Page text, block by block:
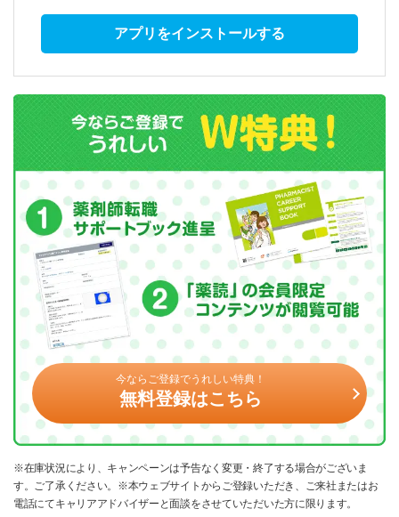
アプリをインストールする
今ならご登録でうれしい特典！
無料登録はこちら
※在庫状況により、キャンペーンは予告なく変更・終了する場合がございま
す。ご了承ください。※本ウェブサイトからご登録いただき、ご来社またはお
電話にてキャリアアドバイザーと面談をさせていただいた方に限ります。